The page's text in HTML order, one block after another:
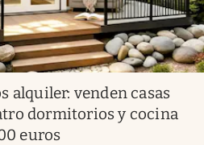
alquiler: venden casas
dormitorios y cocina
euros